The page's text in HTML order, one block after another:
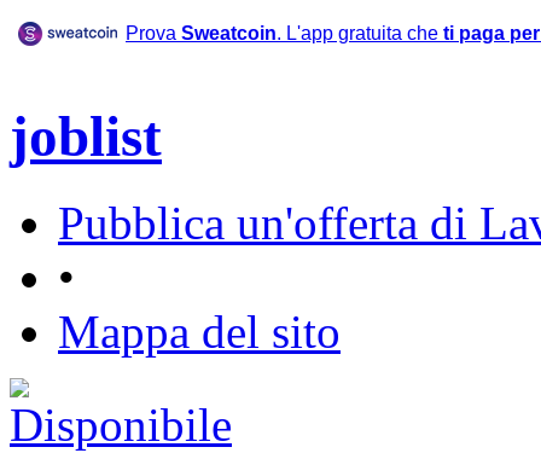
Prova Sweatcoin. L'app gratuita che ti paga
joblist
Pubblica un'offerta di
•
Mappa del sito